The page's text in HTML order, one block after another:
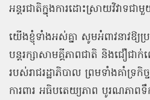
អន្តរជាតិក្នុងការដោះស្រាយវិវាទជ
យើងខ្ញុំទាំងអស់គ្នា សូមអំពាវនាវឱ្យប្រ
បន្តរក្សាសាមគ្គីភាពជាតិ និងជឿជា
របស់រាជរដ្ឋាភិបាល ព្រមទាំងគាំទ្រកិច្
ការពារ អធិបតេយ្យភាព បូរណភា